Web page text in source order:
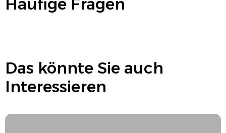
Häufige Fragen
Das könnte Sie auch
Interessieren